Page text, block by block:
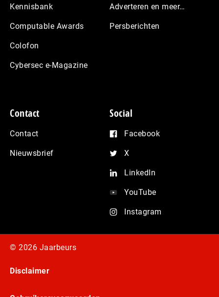
Kennisbank
Computable Awards
Colofon
Cybersec e-Magazine
Adverteren en meer…
Persberichten
Contact
Contact
Nieuwsbrief
Social
Facebook
X
LinkedIn
YouTube
Instagram
© 2026 Jaarbeurs
Disclaimer